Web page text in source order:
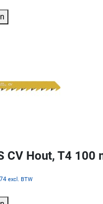
CV Hout, T4 100
excl. BTW